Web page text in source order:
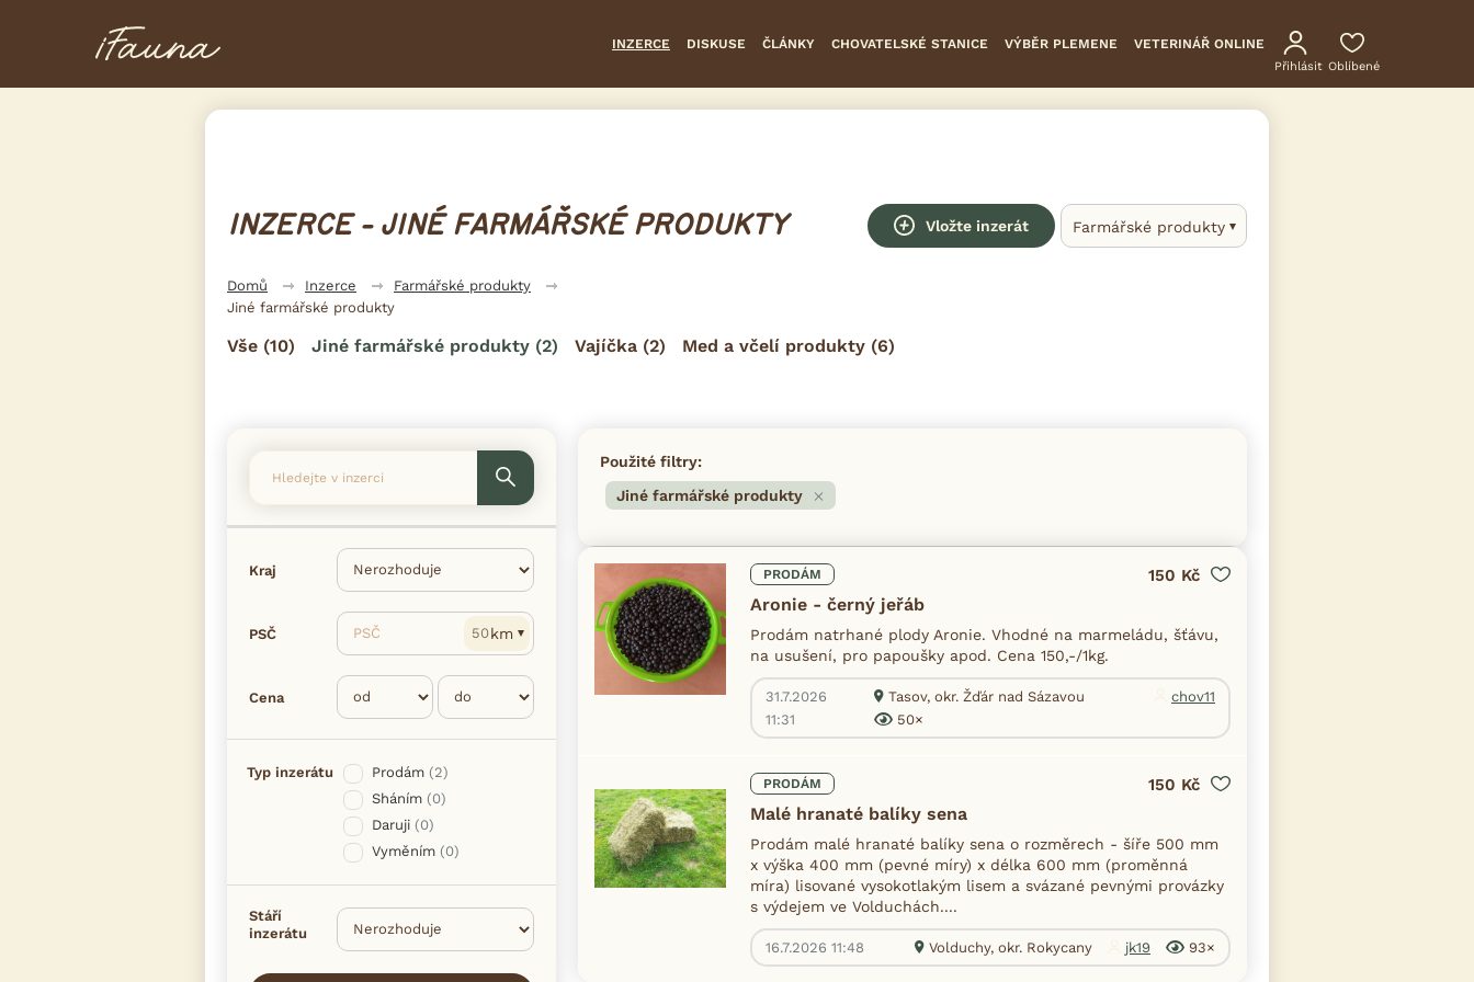
INZERCE DISKUSE ČLÁNKY CHOVATELSKÉ STANICE VÝBĚR PLEMENE VETERINÁŘ ONLINE
Přihlásit Oblíbené
INZERCE - JINÉ FARMÁŘSKÉ PRODUKTY Vložte inzerát Farmářské produkty
Domů Inzerce
Farmářské produkty
Jiné farmářské produkty
Vše (10) Jiné farmářské produkty (2) Vajíčka (2) Med a včelí produkty (6)
Kraj
PSČ PSČ km
Cena
Typ inzerátu Prodám (2)
Sháním (0)
Daruji (0)
Vyměním (0)
Stáří
inzerátu
Použité filtry:
Jiné farmářské produkty
PRODÁM
Aronie - černý jeřáb
150 Kč
Prodám natrhané plody Aronie. Vhodné na marmeládu, šťávu,
na usušení, pro papoušky apod. Cena 150,-/1kg.
31.7.2026
11:31
Tasov, okr. Žďár nad Sázavou
chov11
50×
PRODÁM
Malé hranaté balíky sena
150 Kč
Prodám malé hranaté balíky sena o rozměrech - šíře 500 mm
x výška 400 mm (pevné míry) x délka 600 mm (proměnná
míra) lisované vysokotlakým lisem a svázané pevnými provázky
s výdejem ve Volduchách....
16.7.2026 11:48 Volduchy, okr. Rokycany jk19 93×